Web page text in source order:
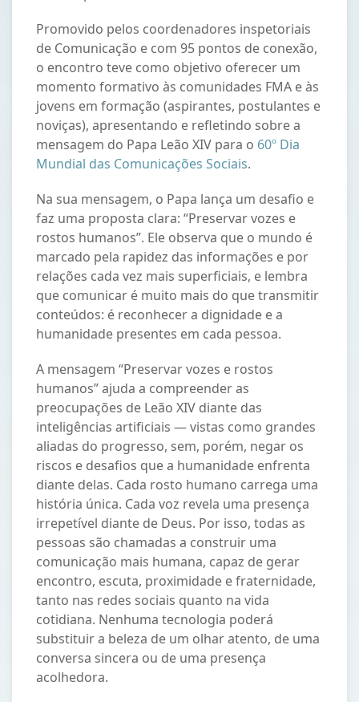
Promovido pelos coordenadores inspetoriais
de Comunicação e com 95 pontos de conexão,
o encontro teve como objetivo oferecer um
momento formativo às comunidades FMA e às
jovens em formação (aspirantes, postulantes e
noviças), apresentando e refletindo sobre a
mensagem do Papa Leão XIV para o 60º Dia
Mundial das Comunicações Sociais.
Na sua mensagem, o Papa lança um desafio e
faz uma proposta clara: “Preservar vozes e
rostos humanos”. Ele observa que o mundo é
marcado pela rapidez das informações e por
relações cada vez mais superficiais, e lembra
que comunicar é muito mais do que transmitir
conteúdos: é reconhecer a dignidade e a
humanidade presentes em cada pessoa.
A mensagem “Preservar vozes e rostos
humanos” ajuda a compreender as
preocupações de Leão XIV diante das
inteligências artificiais — vistas como grandes
aliadas do progresso, sem, porém, negar os
riscos e desafios que a humanidade enfrenta
diante delas. Cada rosto humano carrega uma
história única. Cada voz revela uma presença
irrepetível diante de Deus. Por isso, todas as
pessoas são chamadas a construir uma
comunicação mais humana, capaz de gerar
encontro, escuta, proximidade e fraternidade,
tanto nas redes sociais quanto na vida
cotidiana. Nenhuma tecnologia poderá
substituir a beleza de um olhar atento, de uma
conversa sincera ou de uma presença
acolhedora.